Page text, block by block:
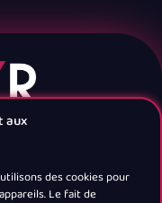
aux
des cookies pour
Le fait de